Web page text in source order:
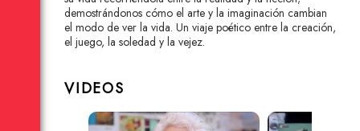
demostrándonos cómo el arte y la imaginación cambian
el modo de ver la vida. Un viaje poético entre la creación,
el juego, la soledad y la vejez.
VIDEOS